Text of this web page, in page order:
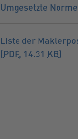
Umgesetzte
Liste der
(PDF, 14.31 KB)